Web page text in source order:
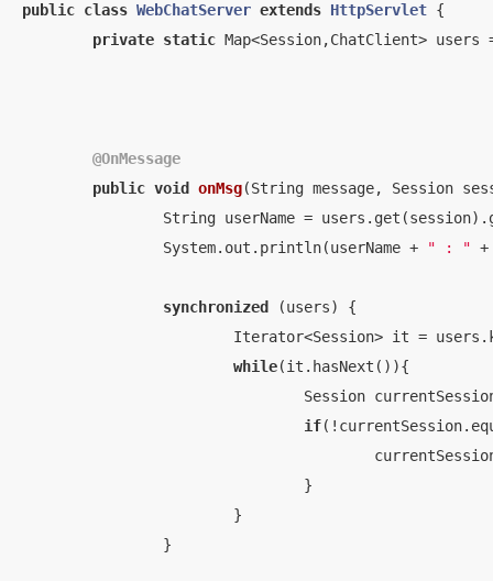
public class WebChatServer extends HttpServlet {
private static Map<Session,ChatClient>
@OnMessage
public void onMsg(String message, Session
		System.out.println(userName +
" : " +
synchronized
(users) {
while(it.hasNext()){
if